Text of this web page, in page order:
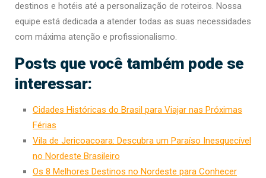
destinos e hotéis até a personalização de roteiros. Nossa
equipe está dedicada a atender todas as suas necessidades
com máxima atenção e profissionalismo.
Posts que você também pode se
interessar:
Cidades Históricas do Brasil para Viajar nas Próximas
Férias
Vila de Jericoacoara: Descubra um Paraíso Inesquecível
no Nordeste Brasileiro
Os 8 Melhores Destinos no Nordeste para Conhecer